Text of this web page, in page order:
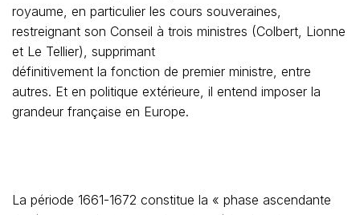
royaume, en particulier les cours souveraines,
restreignant son Conseil à trois ministres (Colbert, Lionne
et Le Tellier), supprimant
définitivement la fonction de premier ministre, entre
autres. Et en politique extérieure, il entend imposer la
grandeur française en Europe.
La période 1661-1672 constitue la « phase ascendante